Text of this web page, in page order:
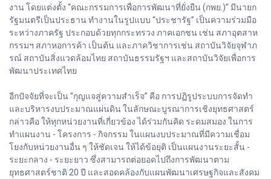
งาน โดยแต่งตั้ง “คณะกรรมการเพื่อการพัฒนาที่ยั่งยืน (กพย.)” มีนายก
รัฐมนตรีเป็นประธาน ทำงานในรูปแบบ “ประชารัฐ” เป็นความร่วมมือ
ระหว่างภาครัฐ ประกอบด้วยทุกกระทรวง ภาคเอกชน เช่น สภาอุตสาห
กรรมฯ สภาหอการค้า เป็นต้น และภาควิชาการเช่น สถาบันวิจัยจุฬาภ
รณ์ สถาบันสิ่งแวดล้อมไทย สถาบันธรรมรัฐฯ และสถาบันวิจัยเพื่อการ
พัฒนาประเทศไทย
อีกปัจจัยที่จะเป็น “กุญแจสู่ความสำเร็จ” คือ การปฏิรูประบบการจัดทำ
และบริหารงบประมาณแผ่นดิน ในลักษณะบูรณาการเชิงยุทธศาสตร์
กล่าวคือ ให้ทุกหน่วยงานที่เกี่ยวข้อง ได้ร่วมกันคิด ระดมสมอง ในการ
ทำแผนงาน - โครงการ - กิจกรรม ในแผนงบประมาณที่มีความเชื่อม
โยงกับหน่วยงานอื่น ๆ ให้ชัดเจน ให้ได้ข้อยุติ เป็นแผนงานระยะสั้น -
ระยะกลาง - ระยะยาว ซึ่งสามารถต่อยอดไปถึงการพัฒนาตาม
ยุทธศาสตร์ชาติ 20 ปี และสอดคล้องกับแผนพัฒนาเศรษฐกิจและสังคม